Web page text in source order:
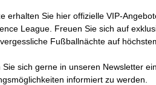
erhalten Sie hier offizielle VIP-
League. Freuen Sie sich auf
Fußballnächte auf
Sie sich gerne in unseren Newsletter
informiert zu werden.